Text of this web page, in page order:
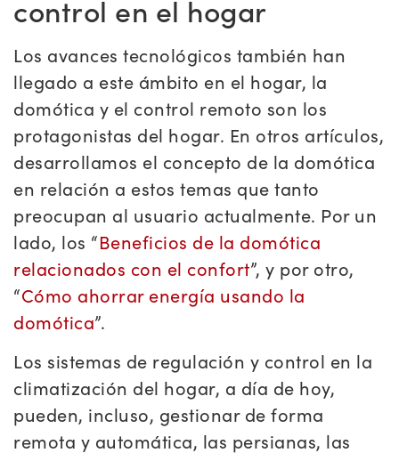
control en el hogar
Los avances tecnológicos también han
llegado a este ámbito en el hogar, la
domótica y el control remoto son los
protagonistas del hogar. En otros artículos,
desarrollamos el concepto de la domótica
en relación a estos temas que tanto
preocupan al usuario actualmente. Por un
lado, los “Beneficios de la domótica
relacionados con el confort”, y por otro,
“Cómo ahorrar energía usando la
domótica”.
Los sistemas de regulación y control en la
climatización del hogar, a día de hoy,
pueden, incluso, gestionar de forma
remota y automática, las persianas, las